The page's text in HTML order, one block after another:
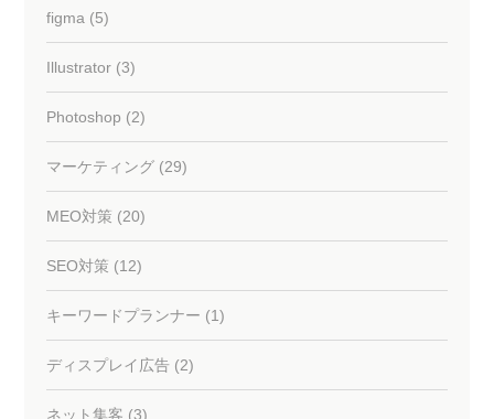
figma (5)
Illustrator (3)
Photoshop (2)
マーケティング (29)
MEO対策 (20)
SEO対策 (12)
キーワードプランナー (1)
ディスプレイ広告 (2)
ネット集客 (3)